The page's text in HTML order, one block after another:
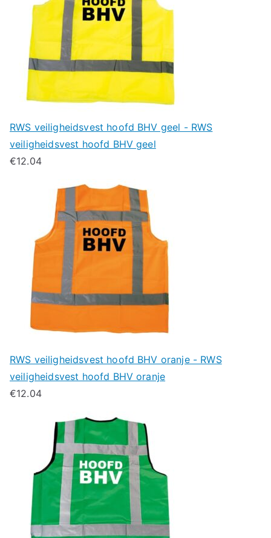
RWS veiligheidsvest hoofd BHV geel - RWS
veiligheidsvest hoofd BHV geel
€12.04
RWS veiligheidsvest hoofd BHV oranje - RWS
veiligheidsvest hoofd BHV oranje
€12.04